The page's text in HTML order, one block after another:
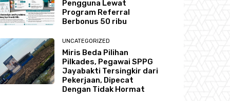
Pengguna Lewat
Program Referral
Berbonus 50 ribu
UNCATEGORIZED
Miris Beda Pilihan
Pilkades, Pegawai SPPG
Jayabakti Tersingkir dari
Pekerjaan, Dipecat
Dengan Tidak Hormat